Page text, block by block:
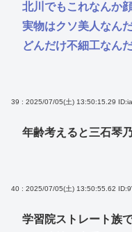
北川でもこれなんか
実物はクソ美人なん
どんだけ不細工なん
39 : 2025/07/05(土) 13:50:15.29
年齢考えると三石琴
40 : 2025/07/05(土) 13:50:55.62
学習院ストレート族